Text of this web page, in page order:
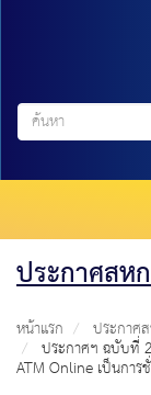
ประกาศสห
หน้าแรก ประกาศ
ประกาศฯ ฉบับที่
ATM Online เป็นการ